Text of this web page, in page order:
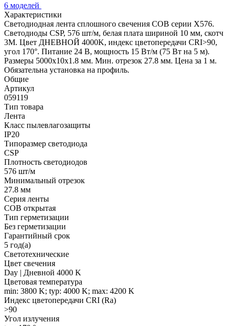
6 моделей
Характеристики
Светодиодная лента сплошного свечения COB серии X576.
Светодиоды CSP, 576 шт/м, белая плата шириной 10 мм, скотч
3M. Цвет ДНЕВНОЙ 4000K, индекс цветопередачи CRI>90,
угол 170°. Питание 24 В, мощность 15 Вт/м (75 Вт на 5 м).
Размеры 5000x10x1.8 мм. Мин. отрезок 27.8 мм. Цена за 1 м.
Обязательна установка на профиль.
Общие
Артикул
059119
Тип товара
Лента
Класс пылевлагозащиты
IP20
Типоразмер светодиода
CSP
Плотность светодиодов
576 шт/м
Минимальный отрезок
27.8 мм
Серия ленты
COB открытая
Тип герметизации
Без герметизации
Гарантийный срок
5 год(а)
Светотехнические
Цвет свечения
Day | Дневной 4000 K
Цветовая температура
min: 3800 K; typ: 4000 K; max: 4200 K
Индекс цветопередачи CRI (Ra)
>90
Угол излучения